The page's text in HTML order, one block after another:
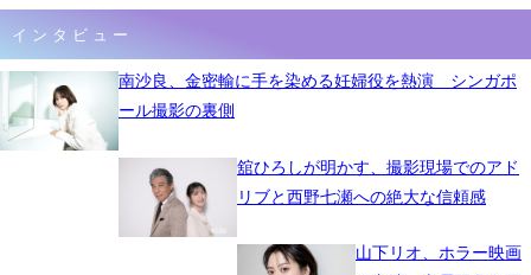
インタビュー
南沙良、金密輸に手を染める妊婦役を熱演 シンガポ
ール撮影の裏側
舘ひろしが明かす、撮影現場でのアド
リブと西野七瀬への絶大な信頼感
山下リオ、ホラー映画